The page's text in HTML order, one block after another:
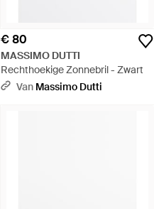
€ 80
MASSIMO DUTTI
Rechthoekige Zonnebril - Zwart
Van Massimo Dutti